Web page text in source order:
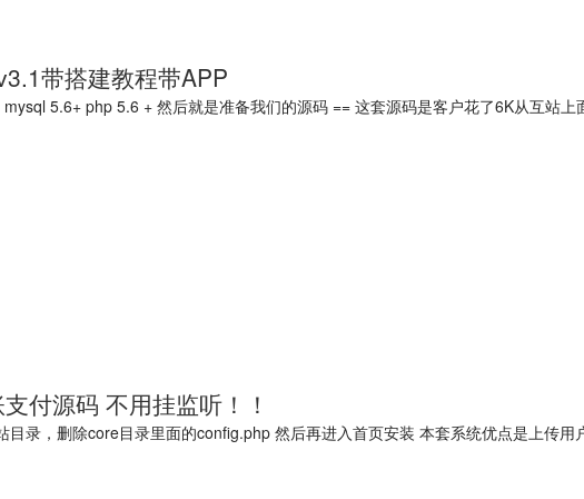
带搭建教程带APP
5.6+ php 5.6 + 然后就是准备我们的源码 == 这套源码是客户花了6K从互站
付源码 不用挂监听！！
录，删除core目录里面的config.php 然后再进入首页安装 本套系统优点是上传